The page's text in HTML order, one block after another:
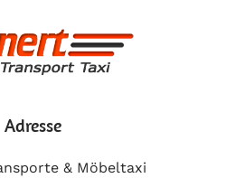
Adresse
& Möbeltaxi